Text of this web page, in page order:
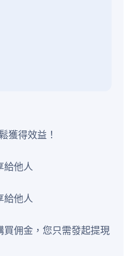
獲得效益！
給他人
給他人
買佣金，您只需發起提現